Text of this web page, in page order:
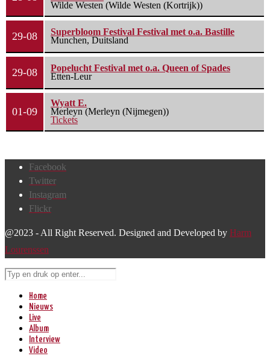
Wilde Westen (Wilde Westen (Kortrijk))
29-08
Superbloom Festival Festival met o.a. Bastille
Munchen, Duitsland
29-08
Popelucht Festival met o.a. Queen of Spades
Etten-Leur
01-09
Wyatt E.
Merleyn (Merleyn (Nijmegen))
Tickets
Facebook
Twitter
Instagram
Flickr
@2023 - All Right Reserved. Designed and Developed by Harm
Lourenssen
Home
Nieuws
Live
Album
Interview
Video